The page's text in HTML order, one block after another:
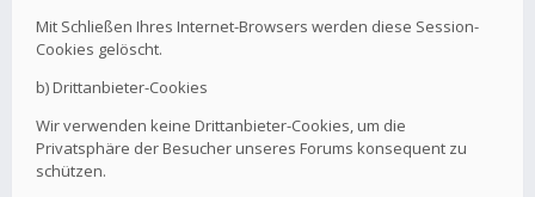
Mit Schließen Ihres Internet-Browsers werden diese Session-
Cookies gelöscht.
b) Drittanbieter-Cookies
Wir verwenden keine Drittanbieter-Cookies, um die
Privatsphäre der Besucher unseres Forums konsequent zu
schützen.